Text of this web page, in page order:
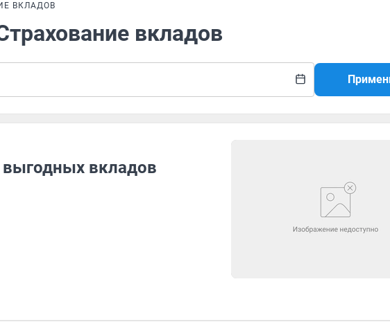
ВКЛАДОВ
вкладов
выгодных вкладов